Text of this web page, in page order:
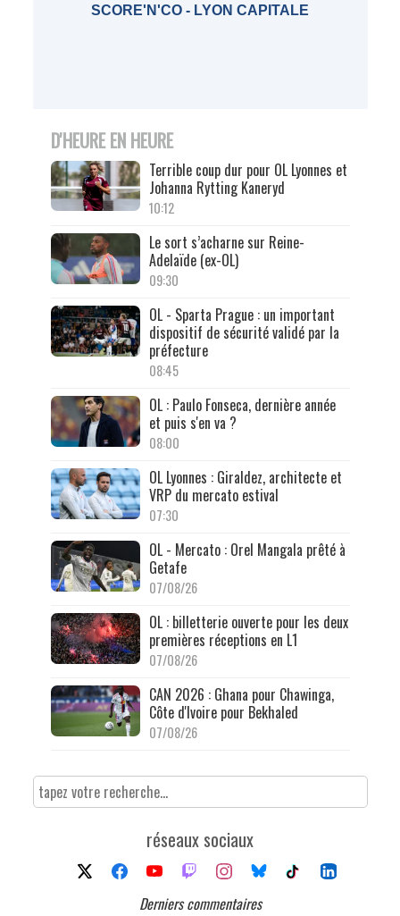
SCORE'N'CO - LYON CAPITALE
D'HEURE EN HEURE
Terrible coup dur pour OL Lyonnes et
Johanna Rytting Kaneryd
10:12
Le sort s’acharne sur Reine-
Adelaïde (ex-OL)
09:30
OL - Sparta Prague : un important
dispositif de sécurité validé par la
préfecture
08:45
OL : Paulo Fonseca, dernière année
et puis s'en va ?
08:00
OL Lyonnes : Giraldez, architecte et
VRP du mercato estival
07:30
OL - Mercato : Orel Mangala prêté à
Getafe
07/08/26
OL : billetterie ouverte pour les deux
premières réceptions en L1
07/08/26
CAN 2026 : Ghana pour Chawinga,
Côte d'Ivoire pour Bekhaled
07/08/26
réseaux sociaux
Derniers commentaires